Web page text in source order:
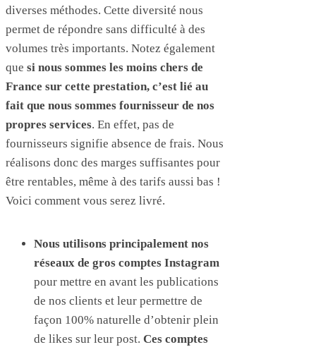
diverses méthodes. Cette diversité nous
permet de répondre sans difficulté à des
volumes très importants. Notez également
que si nous sommes les moins chers de
France sur cette prestation, c’est lié au
fait que nous sommes fournisseur de nos
propres services. En effet, pas de
fournisseurs signifie absence de frais. Nous
réalisons donc des marges suffisantes pour
être rentables, même à des tarifs aussi bas !
Voici comment vous serez livré.
Nous utilisons principalement nos
réseaux de gros comptes Instagram
pour mettre en avant les publications
de nos clients et leur permettre de
façon 100% naturelle d’obtenir plein
de likes sur leur post. Ces comptes